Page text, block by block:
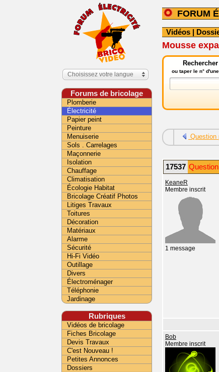
FORUM
Vidéos |
Mousse
ou taper le n°
Question
17537
KeaneR
Membre inscrit
1 message
Bob
Membre inscrit
Choisissez votre langue
Forums de bricolage
Plomberie
Électricité
Papier peint
Peinture
Menuiserie
Sols . Carrelages
Maçonnerie
Isolation
Chauffage
Climatisation
Écologie Habitat
Bricolage Créatif Photos
Litiges Travaux
Toitures
Décoration
Matériaux
Alarme
Sécurité
Hi-Fi Vidéo
Outillage
Divers
Électroménager
Téléphonie
Jardinage
Rubriques
Vidéos de bricolage
Fiches Bricolage
Devis Travaux
C'est Nouveau !
Petites Annonces
Dossiers